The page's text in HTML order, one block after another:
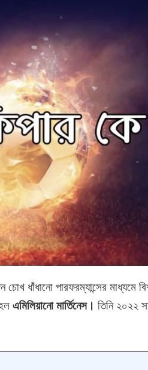
ধাঁধানো পারফরম্যান্সের মাধ্যমে
এমিলিয়ানো মার্তিনেস। তিনি ২০২২